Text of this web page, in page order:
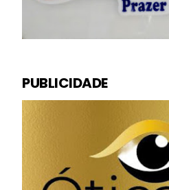
PUBLICIDADE